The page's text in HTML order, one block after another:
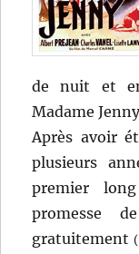
de nuit et
Madame
Après avoir
plusieurs
premier
promesse
gratuitement